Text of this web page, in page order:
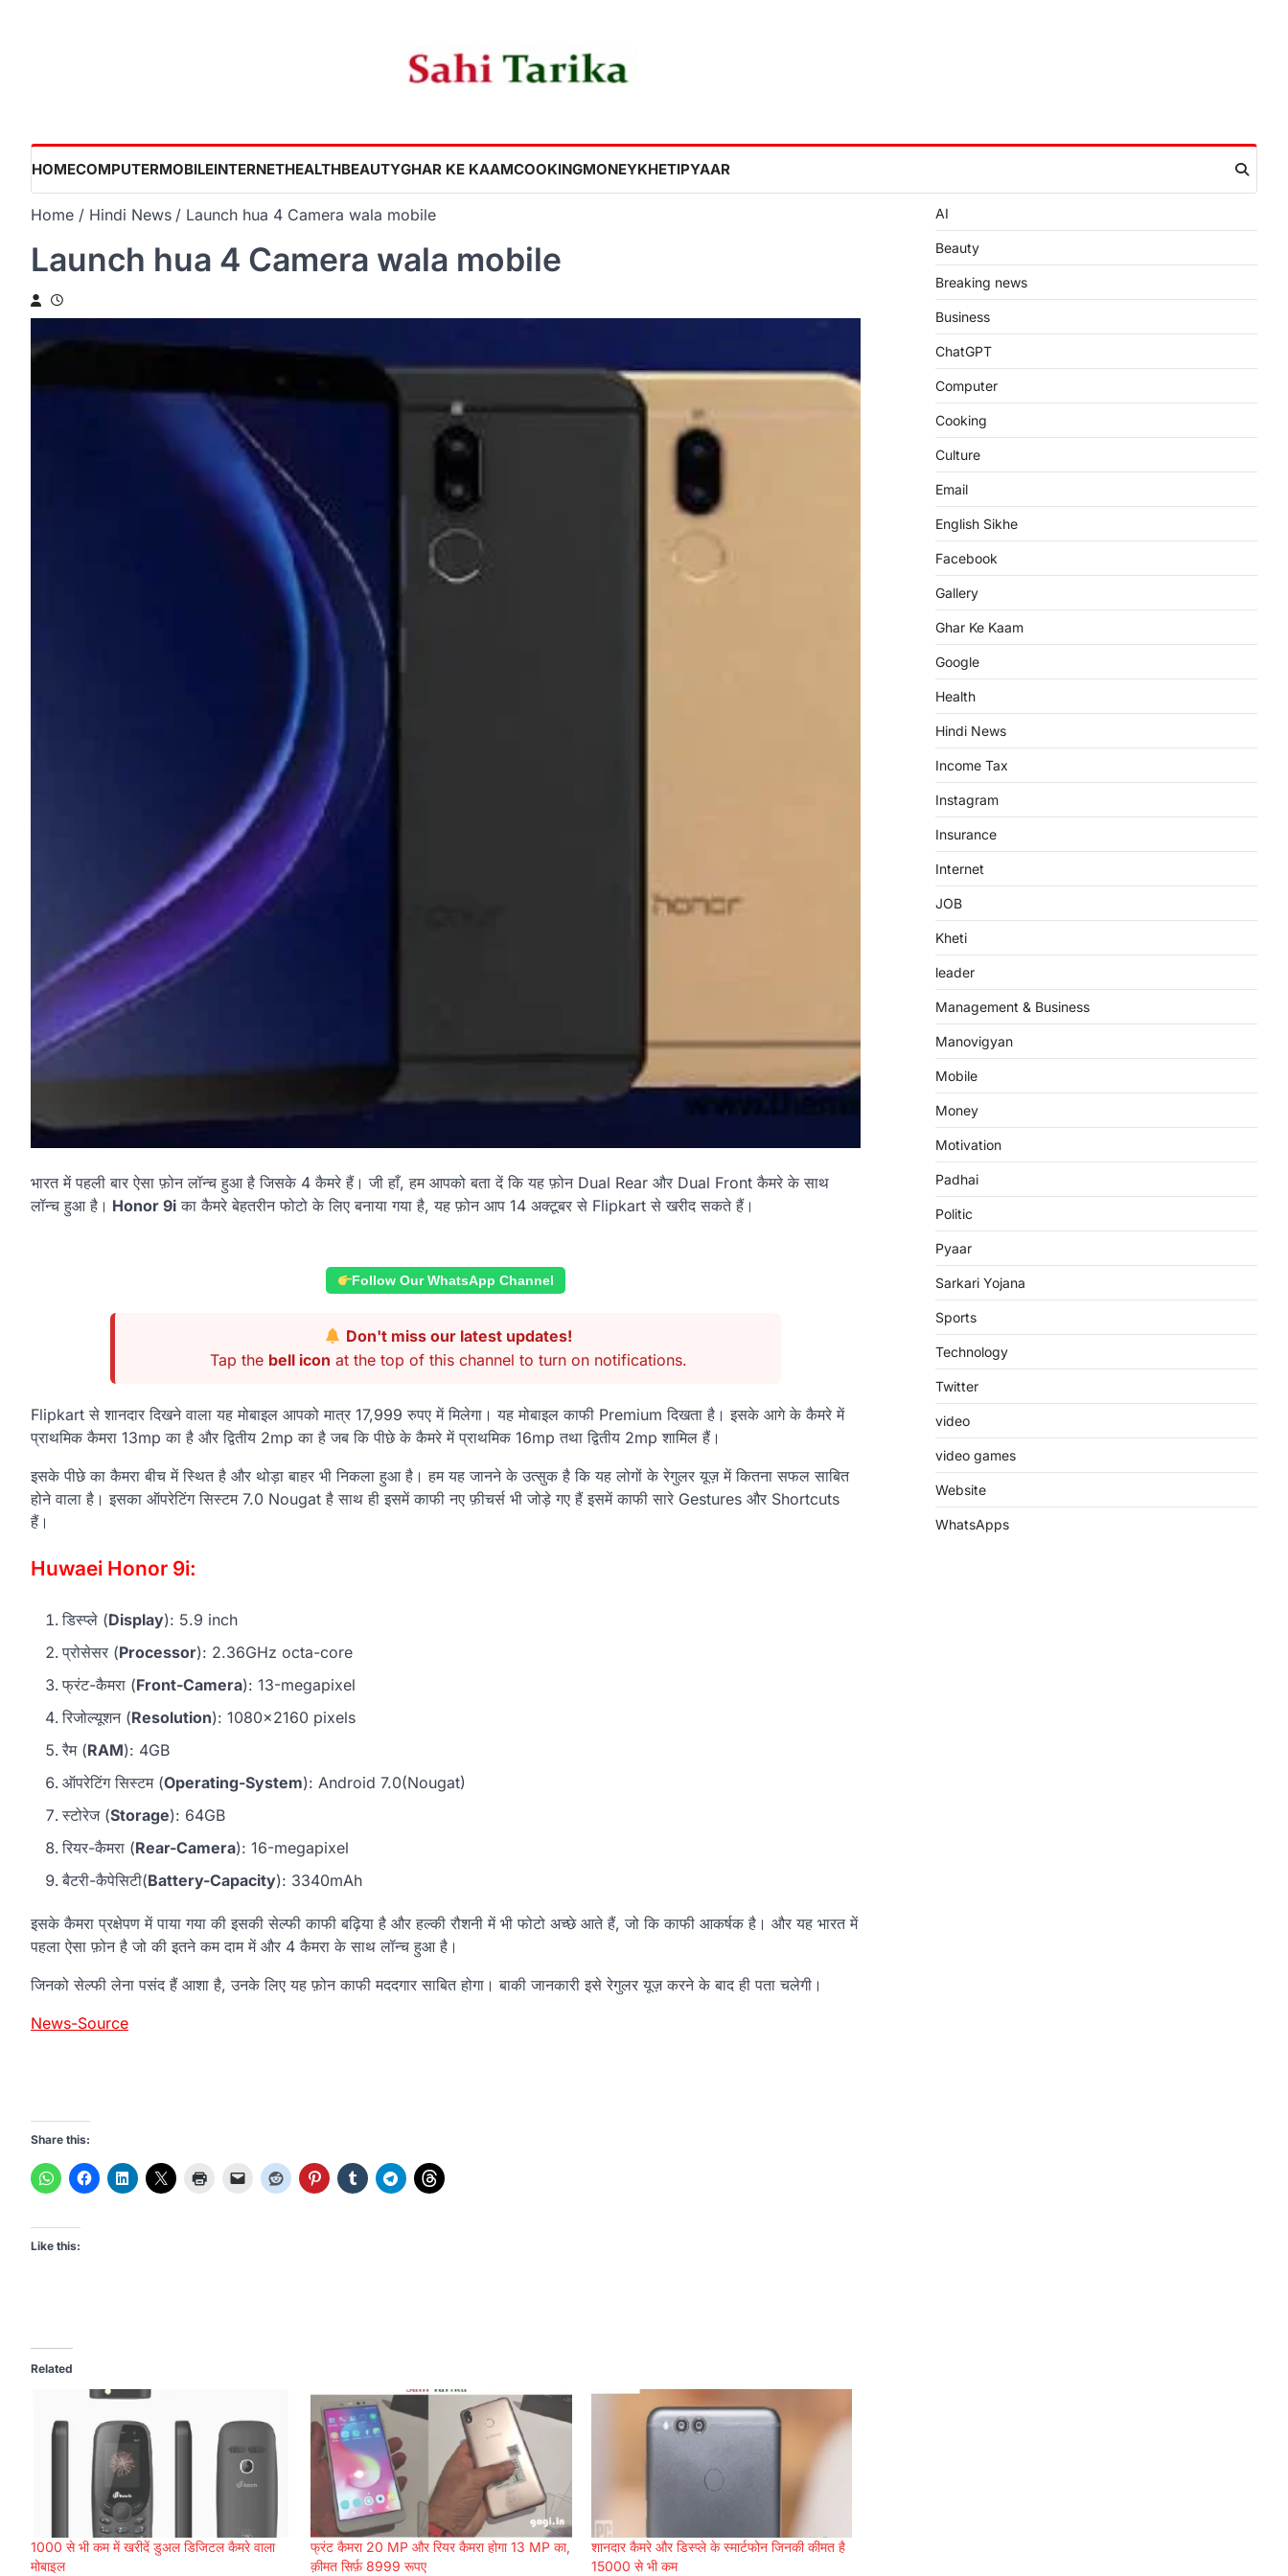
HOMECOMPUTERMOBILEINTERNETHEALTHBEAUTYGHAR KE KAAMCOOKINGMONEYKHETIPYAAR
Home Hindi News Launch hua 4 Camera wala mobile
Launch hua 4 Camera wala mobile
भारत में पहली बार ऐसा फ़ोन लॉन्च हुआ है जिसके 4 कैमरे हैं। जी हाँ, हम आपको बता दें कि यह फ़ोन Dual Rear और Dual Front कैमरे के साथ
लॉन्च हुआ है। Honor 9i का कैमरे बेहतरीन फोटो के लिए बनाया गया है, यह फ़ोन आप 14 अक्टूबर से Flipkart से खरीद सकते हैं।
Follow Our WhatsApp Channel
Don't miss our latest updates!
Tap the bell icon at the top of this channel to turn on notifications.
Flipkart से शानदार दिखने वाला यह मोबाइल आपको मात्र 17,999 रुपए में मिलेगा। यह मोबाइल काफी Premium दिखता है। इसके आगे के कैमरे में
प्राथमिक कैमरा 13mp का है और द्वितीय 2mp का है जब कि पीछे के कैमरे में प्राथमिक 16mp तथा द्वितीय 2mp शामिल हैं।
इसके पीछे का कैमरा बीच में स्थित है और थोड़ा बाहर भी निकला हुआ है। हम यह जानने के उत्सुक है कि यह लोगों के रेगुलर यूज़ में कितना सफल साबित
होने वाला है। इसका ऑपरेटिंग सिस्टम 7.0 Nougat है साथ ही इसमें काफी नए फ़ीचर्स भी जोड़े गए हैं इसमें काफी सारे Gestures और Shortcuts
हैं।
Huwaei Honor 9i:
डिस्प्ले (Display): 5.9 inch
प्रोसेसर (Processor): 2.36GHz octa-core
फ्रंट-कैमरा (Front-Camera): 13-megapixel
रिजोल्यूशन (Resolution): 1080×2160 pixels
रैम (RAM): 4GB
ऑपरेटिंग सिस्टम (Operating-System): Android 7.0(Nougat)
स्टोरेज (Storage): 64GB
रियर-कैमरा (Rear-Camera): 16-megapixel
बैटरी-कैपेसिटी(Battery-Capacity): 3340mAh
इसके कैमरा प्रक्षेपण में पाया गया की इसकी सेल्फी काफी बढ़िया है और हल्की रौशनी में भी फोटो अच्छे आते हैं, जो कि काफी आकर्षक है। और यह भारत में
पहला ऐसा फ़ोन है जो की इतने कम दाम में और 4 कैमरा के साथ लॉन्च हुआ है।
जिनको सेल्फी लेना पसंद हैं आशा है, उनके लिए यह फ़ोन काफी मददगार साबित होगा। बाकी जानकारी इसे रेगुलर यूज़ करने के बाद ही पता चलेगी।
News-Source
Share this:
Like this:
Related
1000 से भी कम में खरीदें डुअल डिजिटल कैमरे वाला
मोबाइल
फ्रंट कैमरा 20 MP और रियर कैमरा होगा 13 MP का,
क़ीमत सिर्फ़ 8999 रूपए
शानदार कैमरे और डिस्प्ले के स्मार्टफोन जिनकी कीमत है
15000 से भी कम
AI
Beauty
Breaking news
Business
ChatGPT
Computer
Cooking
Culture
Email
English Sikhe
Facebook
Gallery
Ghar Ke Kaam
Google
Health
Hindi News
Income Tax
Instagram
Insurance
Internet
JOB
Kheti
leader
Management & Business
Manovigyan
Mobile
Money
Motivation
Padhai
Politic
Pyaar
Sarkari Yojana
Sports
Technology
Twitter
video
video games
Website
WhatsApps